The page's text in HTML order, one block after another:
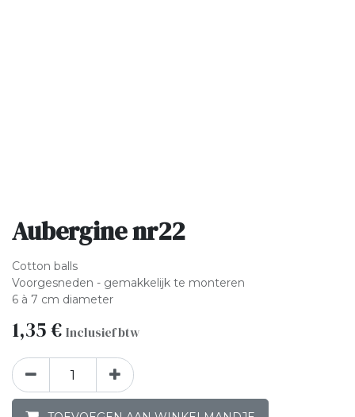
Aubergine nr22
Cotton balls
Voorgesneden - gemakkelijk te monteren
6 à 7 cm diameter
1,35€ Inclusief btw